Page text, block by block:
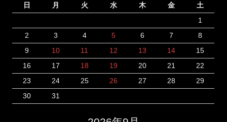
日 月 火 水 木 金
土
1
2
3 4 5 6 7
8
9
10 11 12 13 14
15
16
17 18 19 20 21
22
23
24 25 26 27 28
29
30
31